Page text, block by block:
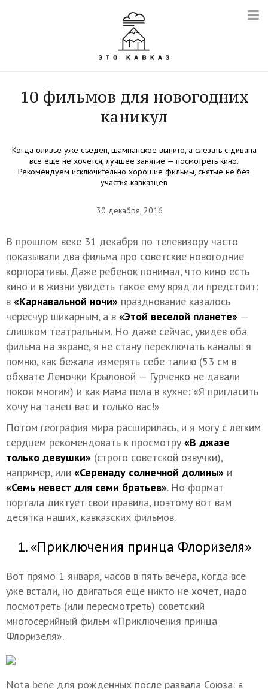
10 фильмов для новогодних
каникул
Когда оливье уже съеден, шампанское выпито, а слезать с дивана
все еще не хочется, лучшее занятие — посмотреть кино.
Рекомендуем исключительно хорошие фильмы, снятые не без
участия кавказцев
30 декабря, 2016
В прошлом веке 31 декабря по телевизору часто
показывали два фильма про советские новогодние
корпоративы. Даже ребенок понимал, что кино есть
кино и в жизни увидеть такое ему вряд ли предстоит:
в «Карнавальной ночи» празднование казалось
чересчур шикарным, а в «Этой веселой планете» —
слишком театральным. Но даже сейчас, увидев оба
фильма на экране, я не стану переключать каналы: я
помню, как бежала измерять себе талию (53 см в
обхвате Леночки Крыловой — Гурченко не давали
покоя многим) и как мама пела в кухне: «Я пригласить
хочу на танец вас и только вас!»
Потом география мира расширилась, и я могу с легким
сердцем рекомендовать к просмотру «В джазе
только девушки» (строго советской озвучки),
например, или «Серенаду солнечной долины» и
«Семь невест для семи братьев». Но формат
портала диктует свои правила, поэтому вот вам
десятка наших, кавказских фильмов.
1. «Приключения принца Флоризеля»
Вот прямо 1 января, часов в пять вечера, когда все
уже встали, но двигаться еще никто не хочет, надо
посмотреть (или пересмотреть) советский
многосерийный фильм «Приключения принца
Флоризеля».
Nota bene для рожденных после развала Союза: в